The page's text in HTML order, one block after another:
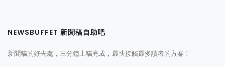
NEWSBUFFET 新聞稿自助吧
新聞稿的好去處，三分鐘上稿完成，最快接觸最多讀者的方案！